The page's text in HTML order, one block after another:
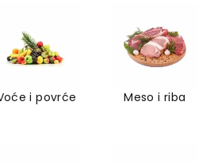
i povrće Meso i riba